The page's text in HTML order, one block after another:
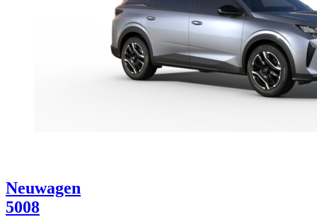
Neuwagen
5008